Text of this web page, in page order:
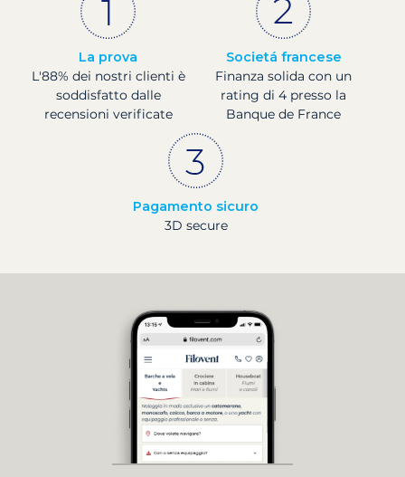
La prova
L'88% dei nostri clienti è
soddisfatto dalle
recensioni verificate
Societá francese
Finanza solida con un
rating di 4 presso la
Banque de France
Pagamento sicuro
3D secure